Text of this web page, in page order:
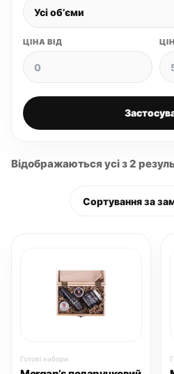
ЦІНА ВІД
Відображаються усі з 2
Готові набори